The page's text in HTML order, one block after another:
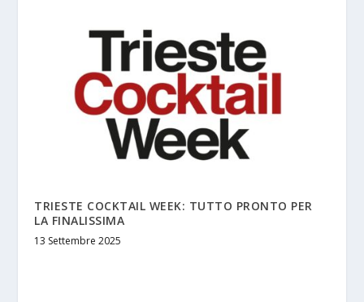
TRIESTE COCKTAIL WEEK: TUTTO PRONTO PER
LA FINALISSIMA
13 Settembre 2025